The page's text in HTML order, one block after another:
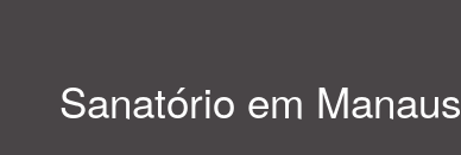
Sanatório em Manaus